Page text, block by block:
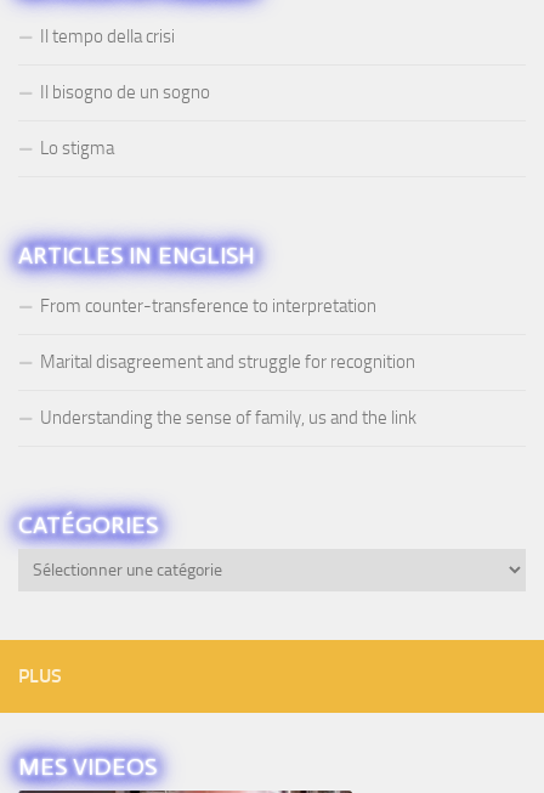
Il tempo della crisi
Il bisogno de un sogno
Lo stigma
ARTICLES IN ENGLISH
From counter-transference to interpretation
Marital disagreement and struggle for recognition
Understanding the sense of family, us and the link
CATÉGORIES
Catégories
PLUS
MES VIDEOS